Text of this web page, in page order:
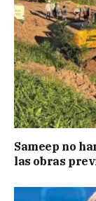
Sameep no
las obras